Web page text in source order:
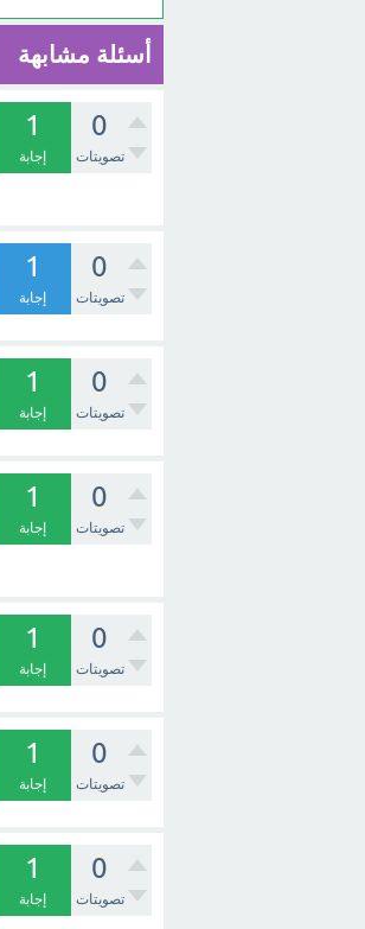
أسئلة مشابهة
0
تصويتات
1
إجابة
0
تصويتات
1
إجابة
0
تصويتات
1
إجابة
0
تصويتات
1
إجابة
0
تصويتات
1
إجابة
0
تصويتات
1
إجابة
0
تصويتات
1
إجابة